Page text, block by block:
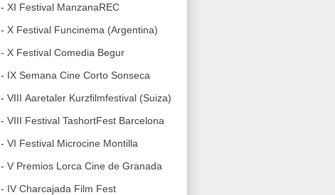
- XI Festival ManzanaREC
- X Festival Funcinema (Argentina)
- X Festival Comedia Begur
- IX Semana Cine Corto Sonseca
- VIII Aaretaler Kurzfilmfestival (Suiza)
- VIII Festival TashortFest Barcelona
- VI Festival Microcine Montilla
- V Premios Lorca Cine de Granada
- IV Charcajada Film Fest